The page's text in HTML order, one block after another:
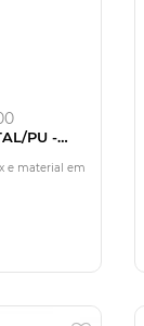
PU -
e material em